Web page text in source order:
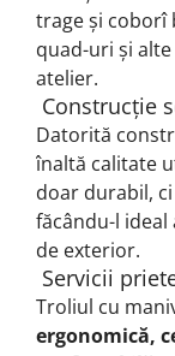
trage și coborî
quad-uri și
atelier.
Construcție
Datorită
înaltă calitate
doar durabil, ci
făcându-l
de exterior.
Servicii
Troliul cu
ergonomică,